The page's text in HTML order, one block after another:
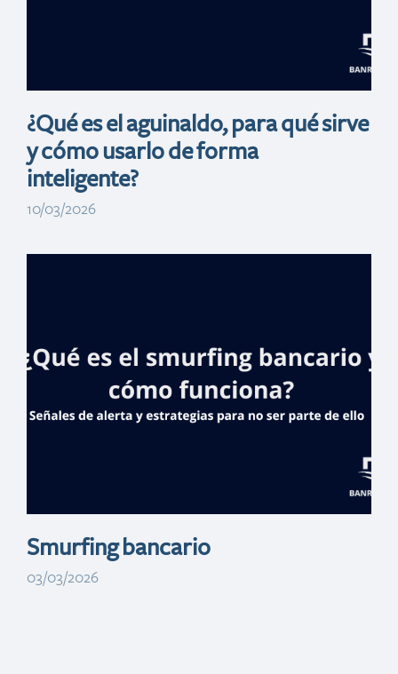
¿Qué es el aguinaldo, para qué sirve
y cómo usarlo de forma
inteligente?
10/03/2026
con Fernando
Tatis jr
Smurfing bancario
03/03/2026